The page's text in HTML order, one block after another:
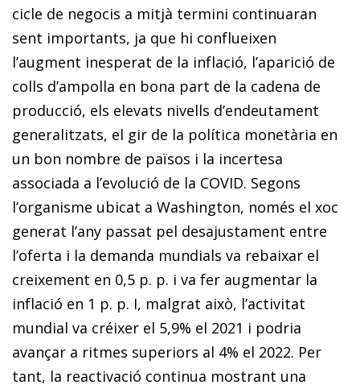
cicle de negocis a mitjà termini continuaran
sent importants, ja que hi conflueixen
l’augment inesperat de la inflació, l’aparició de
colls d’ampolla en bona part de la cadena de
producció, els elevats nivells d’endeutament
generalitzats, el gir de la política monetària en
un bon nombre de països i la incertesa
associada a l’evolució de la COVID. Segons
l’organisme ubicat a Washington, només el xoc
generat l’any passat pel desajustament entre
l’oferta i la demanda mundials va rebaixar el
creixement en 0,5 p. p. i va fer augmentar la
inflació en 1 p. p. I, malgrat això, l’activitat
mundial va créixer el 5,9% el 2021 i podria
avançar a ritmes superiors al 4% el 2022. Per
tant, la reactivació continua mostrant una